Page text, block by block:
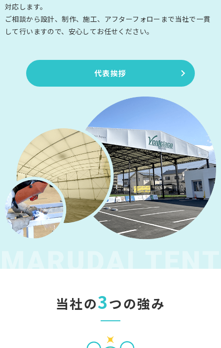
対応します。
ご相談から設計、制作、施工、アフターフォローまで当社で一貫
して行いますので、安心してお任せください。
代表挨拶
当社の3つの強み